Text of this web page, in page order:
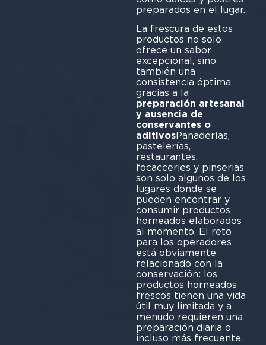
preparados en el lugar.
La frescura de estos
productos no solo
ofrece un sabor
excepcional, sino
también una
consistencia óptima
gracias a la
preparación artesanal
y ausencia de
conservantes o
aditivosPanaderías,
pastelerías,
restaurantes,
focacceries y pinserias
son solo algunos de los
lugares donde se
pueden encontrar y
consumir productos
horneados elaborados
al momento. El reto
para los operadores
está obviamente
relacionado con la
conservación: los
productos horneados
frescos tienen una vida
útil muy limitada y a
menudo requieren una
preparación diaria o
incluso más frecuente.